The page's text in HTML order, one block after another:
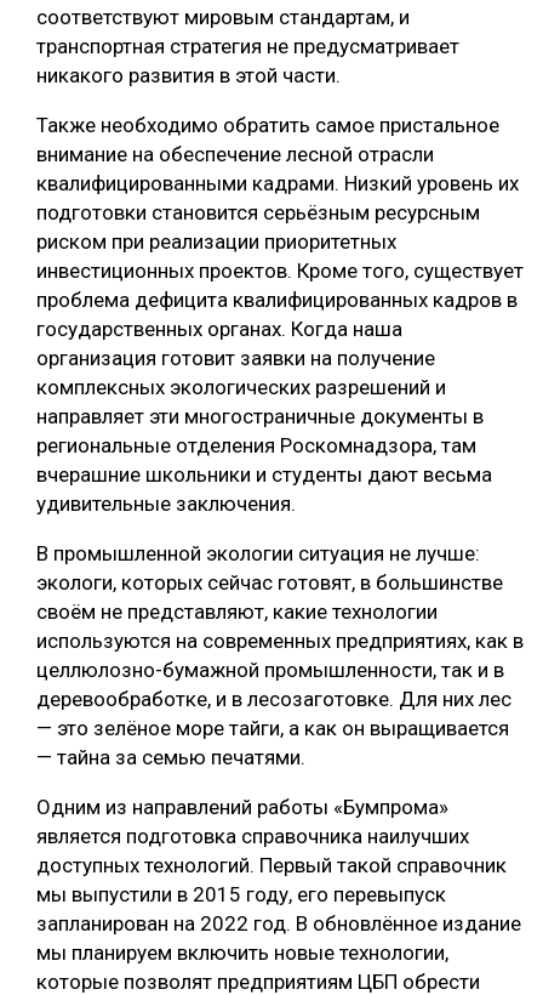
соответствуют мировым стандартам, и
транспортная стратегия не предусматривает
никакого развития в этой части.
Также необходимо обратить самое пристальное
внимание на обеспечение лесной отрасли
квалифицированными кадрами. Низкий уровень их
подготовки становится серьёзным ресурсным
риском при реализации приоритетных
инвестиционных проектов. Кроме того, существует
проблема дефицита квалифицированных кадров в
государственных органах. Когда наша
организация готовит заявки на получение
комплексных экологических разрешений и
направляет эти многостраничные документы в
региональные отделения Роскомнадзора, там
вчерашние школьники и студенты дают весьма
удивительные заключения.
В промышленной экологии ситуация не лучше:
экологи, которых сейчас готовят, в большинстве
своём не представляют, какие технологии
используются на современных предприятиях, как в
целлюлозно-бумажной промышленности, так и в
деревообработке, и в лесозаготовке. Для них лес
— это зелёное море тайги, а как он выращивается
— тайна за семью печатями.
Одним из направлений работы «Бумпрома»
является подготовка справочника наилучших
доступных технологий. Первый такой справочник
мы выпустили в 2015 году, его перевыпуск
запланирован на 2022 год. В обновлённое издание
мы планируем включить новые технологии,
которые позволят предприятиям ЦБП обрести